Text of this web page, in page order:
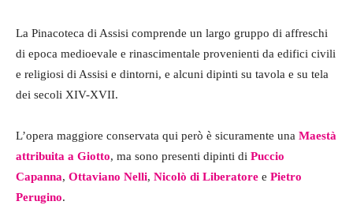
La Pinacoteca di Assisi comprende un largo gruppo di affreschi
di epoca medioevale e rinascimentale provenienti da edifici civili
e religiosi di Assisi e dintorni, e alcuni dipinti su tavola e su tela
dei secoli XIV-XVII.
L’opera maggiore conservata qui però è sicuramente una Maestà
attribuita a Giotto, ma sono presenti dipinti di Puccio
Capanna, Ottaviano Nelli, Nicolò di Liberatore e Pietro
Perugino.